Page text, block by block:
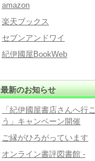
amazon
楽天ブックス
セブンアンドワイ
紀伊國屋BookWeb
最新のお知らせ
「紀伊國屋書店さんへ行こ
う」キャンペーン開催
ご縁がひろがっています
オンライン書評図書館 -